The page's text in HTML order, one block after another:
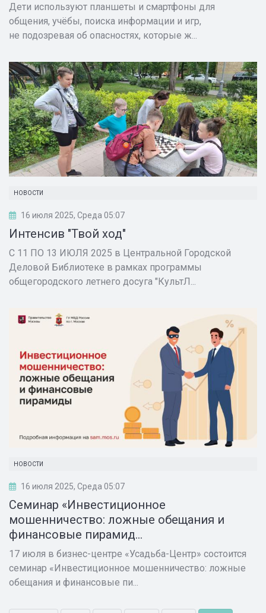
Дети используют планшеты и смартфоны для
общения, учёбы, поиска информации и игр,
не подозревая об опасностях, которые ж...
НОВОСТИ
16 июля 2025, Среда 05:07
Интенсив "Твой ход"
С 11 ПО 13 ИЮЛЯ 2025 в Центральной Городской
Деловой Библиотеке в рамках программы
общегородского летнего досуга "КультЛ...
НОВОСТИ
16 июля 2025, Среда 05:07
Семинар «Инвестиционное
мошенничество: ложные обещания и
финансовые пирамид...
17 июля в бизнес-центре «Усадьба-Центр» состоится
семинар «Инвестиционное мошенничество: ложные
обещания и финансовые пи...